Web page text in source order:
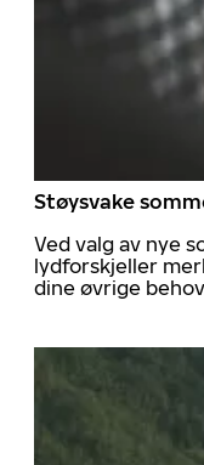
Støysvake
Ved valg av nye
lydforskjeller
dine øvrige